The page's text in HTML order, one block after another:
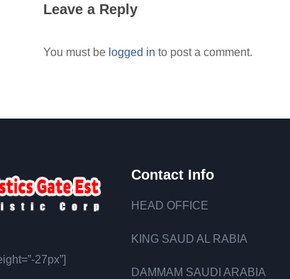
Leave a Reply
You must be logged in to post a comment.
27px”]
Contact Info
HEAD OFFICE
KING SAUD AL RABIA
DAMMAM SAUDI ARABIA